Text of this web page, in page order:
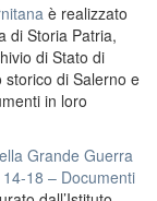
è realizzato
di Storia Patria,
di Stato di
storico di Salerno e
in loro
Grande Guerra
14-18 – Documenti